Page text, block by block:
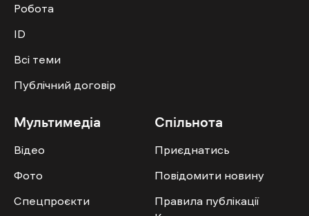
Робота
ID
Всі теми
Публічний договір
Мультимедіа
Відео
Фото
Спецпроєкти
Спільнота
Приєднатись
Повідомити новину
Правила публікації